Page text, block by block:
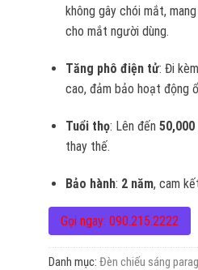
không gây chói mắt,
cho mắt người dùng.
Tăng phô điện tử: Đi
cao, đảm bảo hoạt động
Tuổi thọ: Lên đến
thay thế.
Bảo hành: 2 năm, cam
Gọi ngay: 090.215.2222
Danh mục: Đèn chiếu sáng